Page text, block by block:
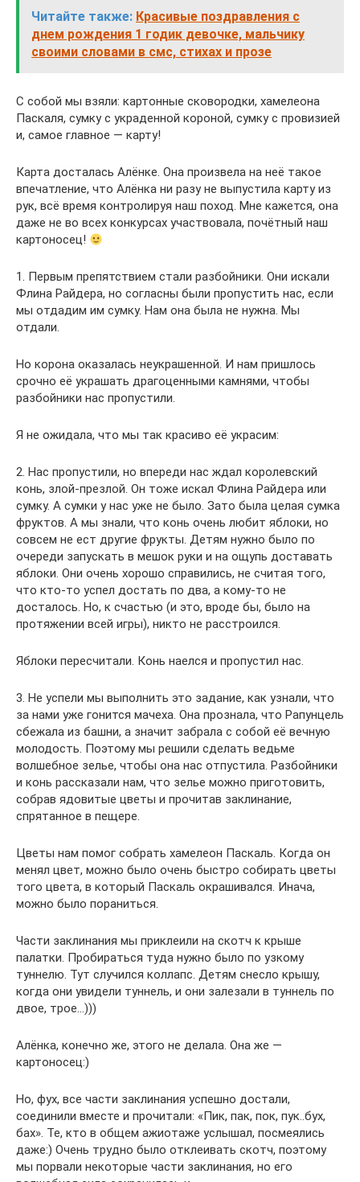
Читайте также: Красивые поздравления с
днем рождения 1 годик девочке, мальчику
своими словами в смс, стихах и прозе
С собой мы взяли: картонные сковородки, хамелеона
Паскаля, сумку с украденной короной, сумку с провизией
и, самое главное — карту!
Карта досталась Алёнке. Она произвела на неё такое
впечатление, что Алёнка ни разу не выпустила карту из
рук, всё время контролируя наш поход. Мне кажется, она
даже не во всех конкурсах участвовала, почётный наш
картоносец!
1. Первым препятствием стали разбойники. Они искали
Флина Райдера, но согласны были пропустить нас, если
мы отдадим им сумку. Нам она была не нужна. Мы
отдали.
Но корона оказалась неукрашенной. И нам пришлось
срочно её украшать драгоценными камнями, чтобы
разбойники нас пропустили.
Я не ожидала, что мы так красиво её украсим:
2. Нас пропустили, но впереди нас ждал королевский
конь, злой-презлой. Он тоже искал Флина Райдера или
сумку. А сумки у нас уже не было. Зато была целая сумка
фруктов. А мы знали, что конь очень любит яблоки, но
совсем не ест другие фрукты. Детям нужно было по
очереди запускать в мешок руки и на ощупь доставать
яблоки. Они очень хорошо справились, не считая того,
что кто-то успел достать по два, а кому-то не
досталось. Но, к счастью (и это, вроде бы, было на
протяжении всей игры), никто не расстроился.
Яблоки пересчитали. Конь наелся и пропустил нас.
3. Не успели мы выполнить это задание, как узнали, что
за нами уже гонится мачеха. Она прознала, что Рапунцель
сбежала из башни, а значит забрала с собой её вечную
молодость. Поэтому мы решили сделать ведьме
волшебное зелье, чтобы она нас отпустила. Разбойники
и конь рассказали нам, что зелье можно приготовить,
собрав ядовитые цветы и прочитав заклинание,
спрятанное в пещере.
Цветы нам помог собрать хамелеон Паскаль. Когда он
менял цвет, можно было очень быстро собирать цветы
того цвета, в который Паскаль окрашивался. Инача,
можно было пораниться.
Части заклинания мы приклеили на скотч к крыше
палатки. Пробираться туда нужно было по узкому
туннелю. Тут случился коллапс. Детям снесло крышу,
когда они увидели туннель, и они залезали в туннель по
двое, трое…)))
Алёнка, конечно же, этого не делала. Она же —
картоносец:)
Но, фух, все части заклинания успешно достали,
соединили вместе и прочитали: «Пик, пак, пок, пук..бух,
бах». Те, кто в общем ажиотаже услышал, посмеялись
даже:) Очень трудно было отклеивать скотч, поэтому
мы порвали некоторые части заклинания, но его